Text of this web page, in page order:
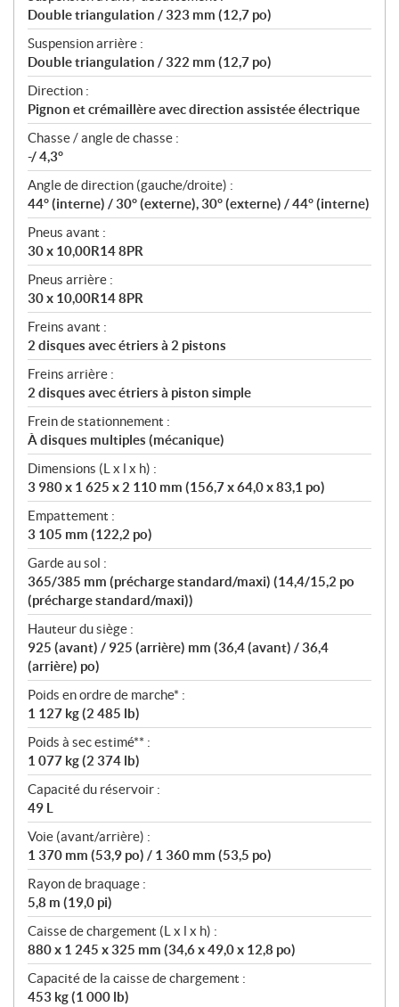
Double triangulation / 323 mm (12,7 po)
Suspension arrière :
Double triangulation / 322 mm (12,7 po)
Direction :
Pignon et crémaillère avec direction assistée électrique
Chasse / angle de chasse :
-/ 4,3°
Angle de direction (gauche/droite) :
44° (interne) / 30° (externe), 30° (externe) / 44° (interne)
Pneus avant :
30 x 10,00R14 8PR
Pneus arrière :
30 x 10,00R14 8PR
Freins avant :
2 disques avec étriers à 2 pistons
Freins arrière :
2 disques avec étriers à piston simple
Frein de stationnement :
À disques multiples (mécanique)
Dimensions (L x l x h) :
3 980 x 1 625 x 2 110 mm (156,7 x 64,0 x 83,1 po)
Empattement :
3 105 mm (122,2 po)
Garde au sol :
365/385 mm (précharge standard/maxi) (14,4/15,2 po
(précharge standard/maxi))
Hauteur du siège :
925 (avant) / 925 (arrière) mm (36,4 (avant) / 36,4
(arrière) po)
Poids en ordre de marche* :
1 127 kg (2 485 lb)
Poids à sec estimé** :
1 077 kg (2 374 lb)
Capacité du réservoir :
49 L
Voie (avant/arrière) :
1 370 mm (53,9 po) / 1 360 mm (53,5 po)
Rayon de braquage :
5,8 m (19,0 pi)
Caisse de chargement (L x l x h) :
880 x 1 245 x 325 mm (34,6 x 49,0 x 12,8 po)
Capacité de la caisse de chargement :
453 kg (1 000 lb)